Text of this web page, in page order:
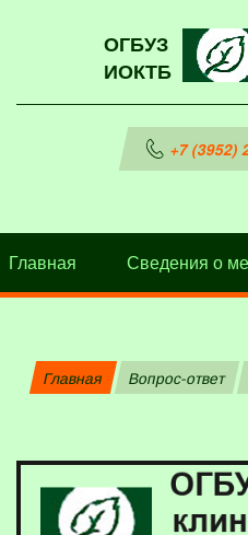
ОГБУЗ
ИОКТБ
+7 (3952)
Главная Сведения о
Главная Вопрос-ответ